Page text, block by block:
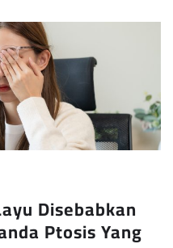
Disebabkan
Ptosis Yang